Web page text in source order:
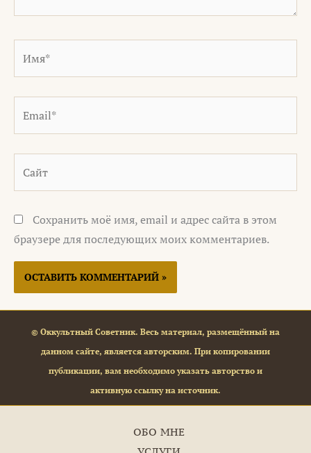
Сохранить моё имя, email и адрес сайта в этом
браузере для последующих моих комментариев.
© Оккультный Советник. Весь материал, размещённый на
данном сайте, является авторским. При копировании
публикации, вам необходимо указать авторство и
активную ссылку на источник.
ОБО МНЕ